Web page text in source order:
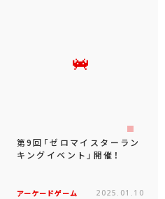
第9回「ゼロマイスターラン
キングイベント」開催！
アーケードゲーム 2025.01.10